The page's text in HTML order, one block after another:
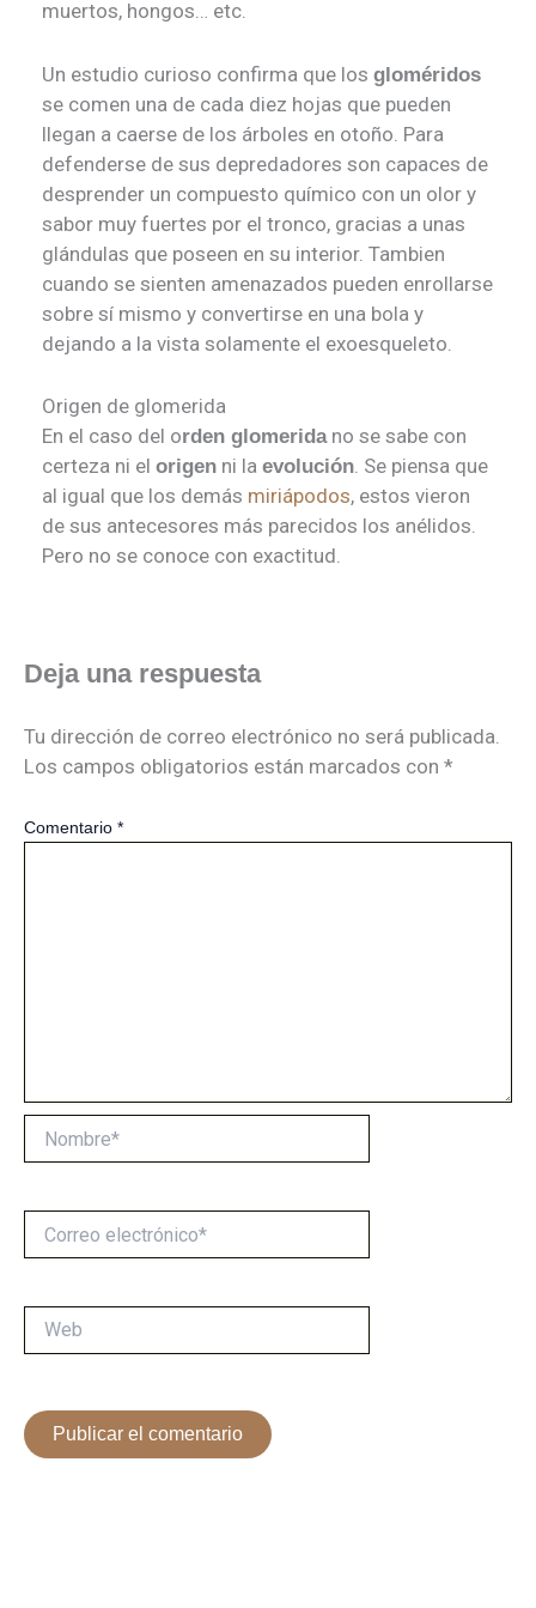
muertos, hongos… etc.
Un estudio curioso confirma que los gloméridos
se comen una de cada diez hojas que pueden
llegan a caerse de los árboles en otoño. Para
defenderse de sus depredadores son capaces de
desprender un compuesto químico con un olor y
sabor muy fuertes por el tronco, gracias a unas
glándulas que poseen en su interior. Tambien
cuando se sienten amenazados pueden enrollarse
sobre sí mismo y convertirse en una bola y
dejando a la vista solamente el exoesqueleto.
Origen de glomerida
En el caso del orden glomeridano se sabe con
certeza ni el origen ni la evolución . Se piensa que
al igual que los demás miriápodos, estos vieron
de sus antecesores más parecidos los anélidos.
Pero no se conoce con exactitud.
Deja una respuesta
Tu dirección de correo electrónico no será publicada.
Los campos obligatorios están marcados con *
Comentario *
electrónico*